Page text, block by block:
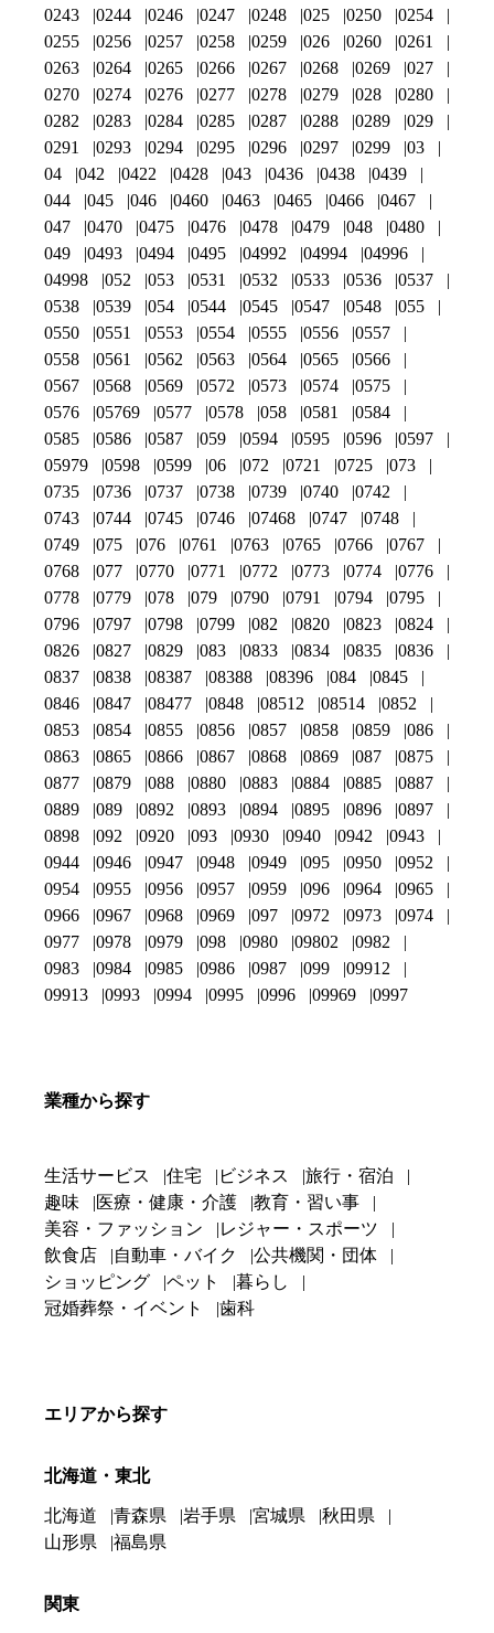
0243 0244 0246 0247 0248 025 0250
0254
0255
0256 0257 0258 0259 026 0260
0261
0263
0264 0265 0266 0267 0268 0269
027
0270
0274 0276 0277 0278 0279 028
0280
0282
0283 0284 0285 0287 0288 0289
029
0291
0293 0294 0295 0296 0297 0299
03
04
042 0422 0428 043 0436 0438
0439
044
045 046 0460 0463 0465 0466
0467
047
0470 0475 0476 0478 0479 048
0480
049
0493 0494 0495 04992 04994
04996
04998
052 053 0531 0532 0533 0536
0537
0538
0539 054 0544 0545 0547 0548
055
0550
0551 0553 0554 0555 0556
0557
0558
0561 0562 0563 0564 0565
0566
0567
0568 0569 0572 0573 0574
0575
0576
05769 0577 0578 058 0581
0584
0585
0586 0587 059 0594 0595 0596
0597
05979
0598 0599 06 072 0721 0725
073
0735
0736 0737 0738 0739 0740
0742
0743
0744 0745 0746 07468 0747
0748
0749
075 076 0761 0763 0765 0766
0767
0768
077 0770 0771 0772 0773 0774
0776
0778
0779 078 079 0790 0791 0794
0795
0796
0797 0798 0799 082 0820 0823
0824
0826
0827 0829 083 0833 0834 0835
0836
0837
0838 08387 08388 08396 084
0845
0846
0847 08477 0848 08512 08514
0852
0853
0854 0855 0856 0857 0858 0859
086
0863
0865 0866 0867 0868 0869 087
0875
0877
0879 088 0880 0883 0884 0885
0887
0889
089 0892 0893 0894 0895 0896
0897
0898
092 0920 093 0930 0940 0942
0943
0944
0946 0947 0948 0949 095 0950
0952
0954
0955 0956 0957 0959 096 0964
0965
0966
0967 0968 0969 097 0972 0973
0974
0977
0978 0979 098 0980 09802
0982
0983
0984 0985 0986 0987 099
09912
09913
0993 0994 0995 0996 09969 0997
業種から探す
生活サービス 住宅 ビジネス
旅行・宿泊
趣味
医療・健康・介護
教育・習い事
美容・ファッション
レジャー・スポーツ
飲食店
自動車・バイク
公共機関・団体
ショッピング
ペット
暮らし
冠婚葬祭・イベント
歯科
エリアから探す
北海道・東北
北海道 青森県 岩手県 宮城県
秋田県
山形県
福島県
関東